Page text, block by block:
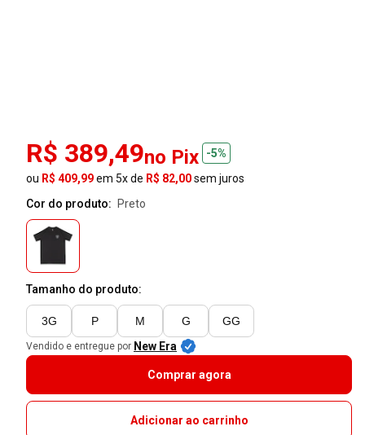
R$ 389,49no Pix
-5%
ou R$ 409,99em 5x de R$ 82,00sem juros
Cor do produto:
preto
Tamanho do produto:
3G P M G GG
Vendido e entregue por New Era
Comprar agora
Adicionar ao carrinho